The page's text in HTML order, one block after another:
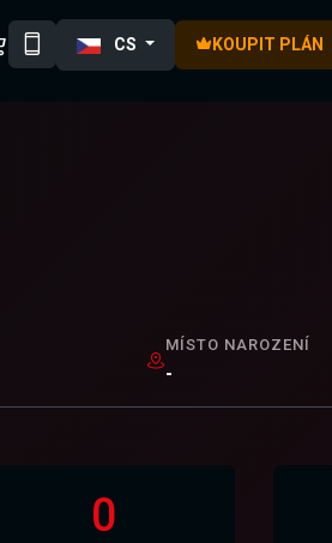
CS KOUPIT PLÁN
MÍSTO NAROZENÍ
-
0